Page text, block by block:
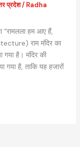
प्रदेश/ Radha
“रामलला हम आए हैं,
राम मंदिर का
गया है। मंदिर की
गया है, ताकि यह हजारों